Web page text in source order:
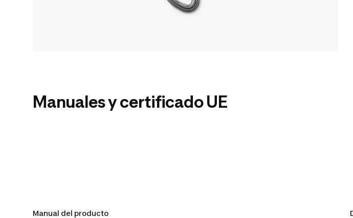
Manuales y certificado UE
Manual del producto